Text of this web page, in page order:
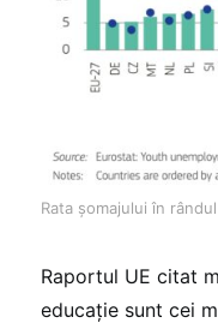
Rata șomajului în
Raportul UE citat
educație sunt cei